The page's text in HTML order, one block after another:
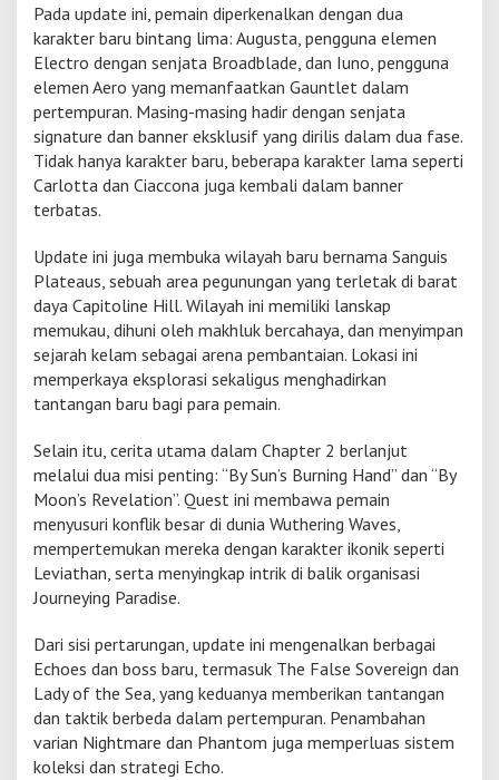
a
I
u
n
o
Pada update ini, pemain diperkenalkan dengan dua
karakter baru bintang lima: Augusta, pengguna elemen
Electro dengan senjata Broadblade, dan Iuno, pengguna
elemen Aero yang memanfaatkan Gauntlet dalam
pertempuran. Masing-masing hadir dengan senjata
signature dan banner eksklusif yang dirilis dalam dua fase.
Tidak hanya karakter baru, beberapa karakter lama seperti
Carlotta dan Ciaccona juga kembali dalam banner
terbatas.
Update ini juga membuka wilayah baru bernama Sanguis
Plateaus, sebuah area pegunungan yang terletak di barat
daya Capitoline Hill. Wilayah ini memiliki lanskap
memukau, dihuni oleh makhluk bercahaya, dan menyimpan
sejarah kelam sebagai arena pembantaian. Lokasi ini
memperkaya eksplorasi sekaligus menghadirkan
tantangan baru bagi para pemain.
Selain itu, cerita utama dalam Chapter 2 berlanjut
melalui dua misi penting: “By Sun’s Burning Hand” dan “By
Moon’s Revelation”. Quest ini membawa pemain
menyusuri konflik besar di dunia Wuthering Waves,
mempertemukan mereka dengan karakter ikonik seperti
Leviathan, serta menyingkap intrik di balik organisasi
Journeying Paradise.
Dari sisi pertarungan, update ini mengenalkan berbagai
Echoes dan boss baru, termasuk The False Sovereign dan
Lady of the Sea, yang keduanya memberikan tantangan
dan taktik berbeda dalam pertempuran. Penambahan
varian Nightmare dan Phantom juga memperluas sistem
koleksi dan strategi Echo.